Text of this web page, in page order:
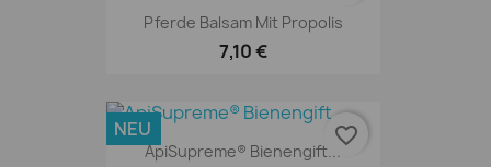
Pferde Balsam Mit Propolis
7,10 €
ApiSupreme® Bienengift...
NEU favorite_border